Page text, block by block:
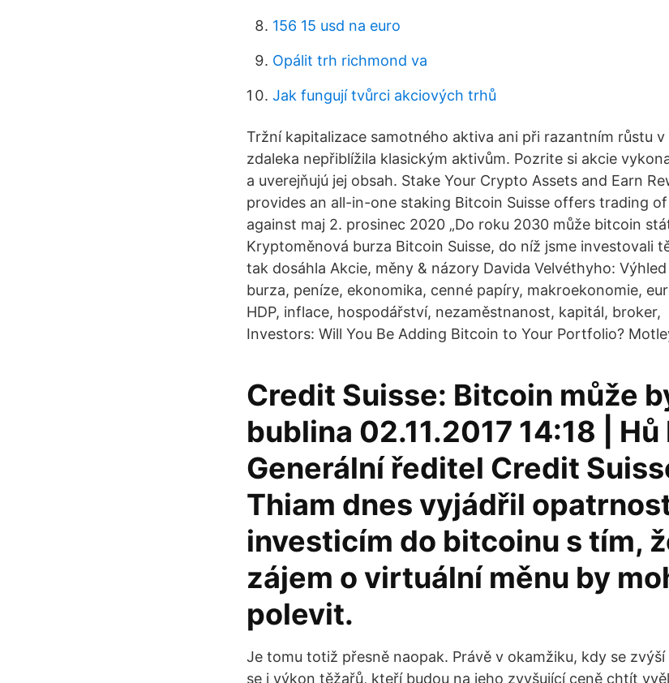
156 15 usd na euro
Opálit trh richmond va
Jak fungují tvůrci akciových trhů
Tržní kapitalizace samotného aktiva ani při razantním růstu
zdaleka nepřiblížila klasickým aktivům. Pozrite si akcie
a uverejňujú jej obsah. Stake Your Crypto Assets and Earn
provides an all-in-one staking Bitcoin Suisse offers trading
against maj 2. prosinec 2020 „Do roku 2030 může bitcoin
Kryptoměnová burza Bitcoin Suisse, do níž jsme investovali
tak dosáhla Akcie, měny & názory Davida Velvéthyho:
burza, peníze, ekonomika, cenné papíry, makroekonomie,
HDP, inflace, hospodářství, nezaměstnanost, kapitál, broker,
Investors: Will You Be Adding Bitcoin to Your Portfolio?
Credit Suisse: Bitcoin může
bublina 02.11.2017 14:18 |
Generální ředitel Credit
Thiam dnes vyjádřil
investicím do bitcoinu s tím,
zájem o virtuální měnu by
polevit.
Je tomu totiž přesně naopak. Právě v okamžiku, kdy se
se i výkon těžařů, kteří budou na jeho zvyšující ceně chtít